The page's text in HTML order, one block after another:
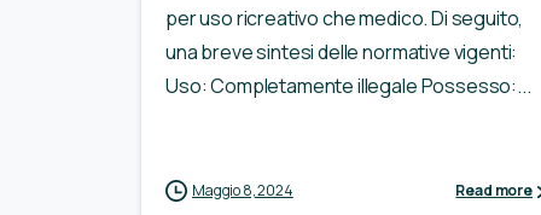
per uso ricreativo che medico. Di seguito,
una breve sintesi delle normative vigenti:
Uso: Completamente illegale Possesso:...
Maggio 8, 2024 Read more